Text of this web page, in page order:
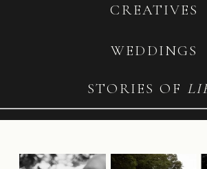
CREATIVES
STORIES OF
WEDDINGS